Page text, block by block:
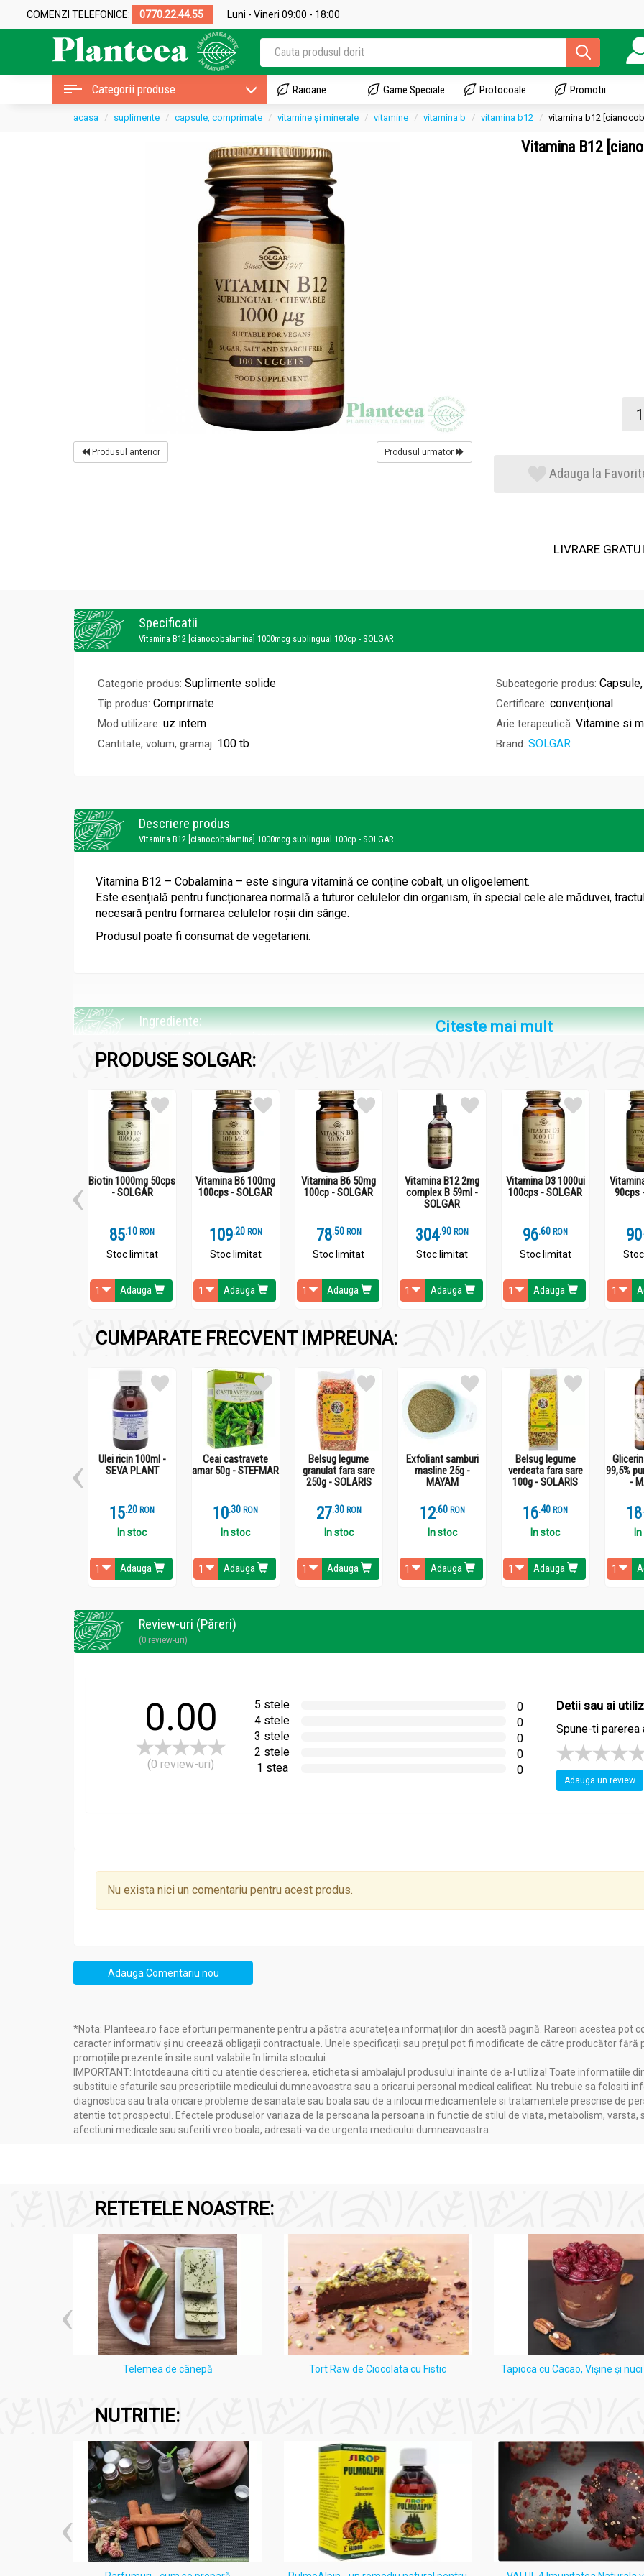
COMENZI TELEFONICE: 0770.22.44.55 Luni - Vineri 09:00 - 18:00
Categorii produse Raioane Game Speciale Protocoale Promotii
acasa suplimente capsule, comprimate vitamine și minerale vitamine vitamina b vitamina b12 vitamina b12
Produsul anterior Produsul urmator
Vitamina B12
Adauga la
LIVRARE
Specificatii
Vitamina B12 [cianocobalamina] 1000mcg sublingual 100cp - SOLGAR
Categorie produs: Suplimente solide Subcategorie produs:
Tip produs: Comprimate Certificare: convenţional
Mod utilizare: uz intern Arie terapeutică: Vitamine si
Cantitate, volum, gramaj: 100 tb Brand: SOLGAR
Descriere produs
Vitamina B12 [cianocobalamina] 1000mcg sublingual 100cp - SOLGAR
Vitamina B12 – Cobalamina – este singura vitamină ce conține cobalt, un oligoelement.
Este esențială pentru funcționarea normală a tuturor celulelor din organism, în special cele ale măduvei,
necesară pentru formarea celulelor roșii din sânge.
Produsul poate fi consumat de vegetarieni.
Ingrediente:
Vitamina B12 (sub formă de cianocobalamină) 100 µg
Administrare
Poate fi așezată între obraz și gingie sau sublingual, pentru a-i permite dizolvarea.
Tableta poate fi și mestecată sau înghițită.
Citeste mai mult
PRODUSE SOLGAR:
Biotin 1000mg 50cps
- SOLGAR
85.1 RON
Stoc limitat
Adauga
Vitamina B6 100mg
100cps - SOLGAR
109.2 RON
Stoc limitat
Adauga
Vitamina B6 50mg
100cp - SOLGAR
78.5 RON
Stoc limitat
Adauga
Vitamina B12 2mg
complex B 59ml -
SOLGAR
304.9 RON
Stoc limitat
Adauga
Vitamina D3 1000ui
100cps - SOLGAR
96.6 RON
Stoc limitat
Adauga
90cps
90.
CUMPARATE FRECVENT IMPREUNA:
Ulei ricin 100ml -
SEVA PLANT
15.2 RON
In stoc
Adauga
Ceai castravete
amar 50g - STEFMAR
10.3 RON
In stoc
Adauga
Belsug legume
granulat fara sare
250g - SOLARIS
27.3 RON
In stoc
Adauga
Exfoliant samburi
masline 25g -
MAYAM
12.6 RON
In stoc
Adauga
Belsug legume
verdeata fara sare
100g - SOLARIS
16.4 RON
In stoc
Adauga
99,5%
-
18.
Review-uri (Păreri)
(0 review-uri)
0.00
(0 review-uri)
5 stele
0
4 stele
0
3 stele
0
2 stele
0
1 stea
0
Detii sau ai
Spune-ti parerea
Adauga un review
Nu exista nici un comentariu pentru acest produs.
Adauga Comentariu nou
*Nota: Planteea.ro face eforturi permanente pentru a păstra acuratețea informațiilor din acestă pagină. Rareori acestea pot
caracter informativ și nu creează obligații contractuale. Unele specificații sau prețul pot fi modificate de către producător fără
promoțiile prezente în site sunt valabile în limita stocului.
IMPORTANT: Intotdeauna cititi cu atentie descrierea, eticheta si ambalajul produsului inainte de a-l utiliza! Toate informatiile
substituie sfaturile sau prescriptiile medicului dumneavoastra sau a oricarui personal medical calificat. Nu trebuie sa folositi
diagnostica sau trata oricare probleme de sanatate sau boala sau de a inlocui medicamentele si tratamentele prescrise de
atentie tot prospectul. Efectele produselor variaza de la persoana la persoana in functie de stilul de viata, metabolism,
afectiuni medicale sau suferiti vreo boala, adresati-va de urgenta medicului dumneavoastra.
RETETELE NOASTRE:
Telemea de cânepă Tort Raw de Ciocolata cu Fistic Tapioca cu Cacao, Vişine şi nuci
NUTRITIE: